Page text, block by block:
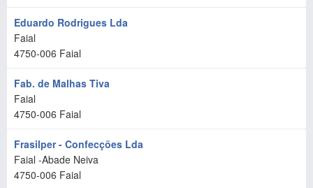
Eduardo Rodrigues Lda
Faial
4750-006 Faial
Fab. de Malhas Tiva
Faial
4750-006 Faial
Frasilper - Confecções Lda
Faial -Abade Neiva
4750-006 Faial